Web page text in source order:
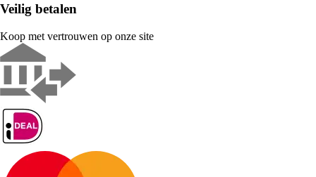
Veilig betalen
Koop met vertrouwen op onze site